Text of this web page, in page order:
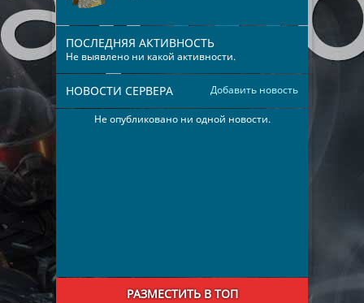
ПОСЛЕДНЯЯ АКТИВНОСТЬ
Не выявлено ни какой активности.
Добавить новость
НОВОСТИ СЕРВЕРА
Не опубликовано ни одной новости.
РАЗМЕСТИТЬ В ТОП